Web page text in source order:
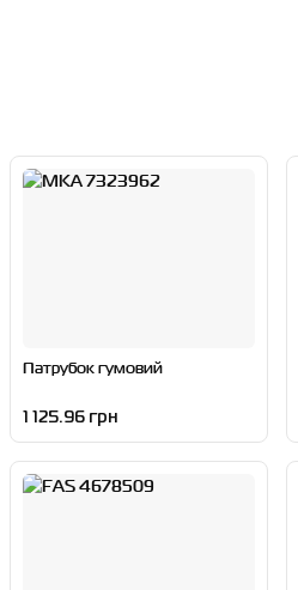
Патрубок гумовий
1 125.96 грн